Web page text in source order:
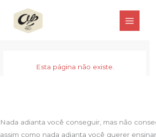
Nada adianta você conseguir, mas não
assim como nada adianta você querer